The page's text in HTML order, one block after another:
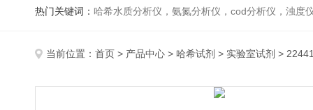
热门关键词： 哈希水质分析仪，氨氮分析仪，cod分析仪，浊度
当前位置： 首页 > 产品中心 > 哈希试剂 > 实验室试剂 >